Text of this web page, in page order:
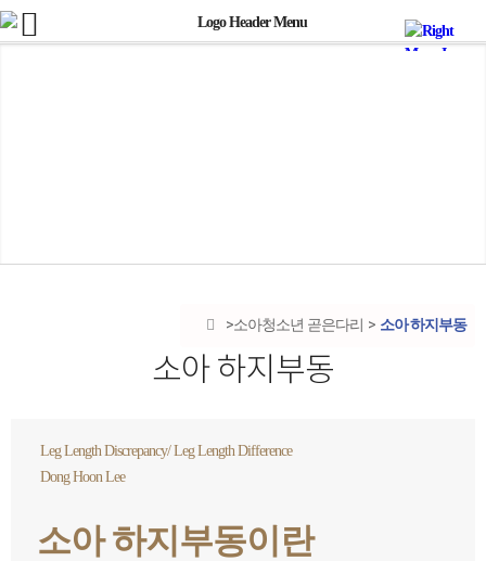
소아청소년 곧은다리 소아 하지부동
소아 하지부동
Leg Length Discrepancy/ Leg Length Difference
Dong Hoon Lee
소아 하지부동이란